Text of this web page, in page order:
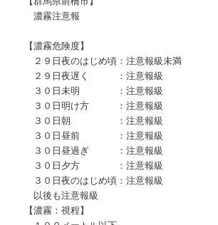
濃霧注意報
【濃霧危険度】
２９日夜のはじめ頃：注意報級未満
２９日夜遅く ：注意報級
３０日未明 ：注意報級
３０日明け方 ：注意報級
３０日朝 ：注意報級
３０日昼前 ：注意報級
３０日昼過ぎ ：注意報級
３０日夕方 ：注意報級
３０日夜のはじめ頃：注意報級
以後も注意報級
【濃霧：視程】